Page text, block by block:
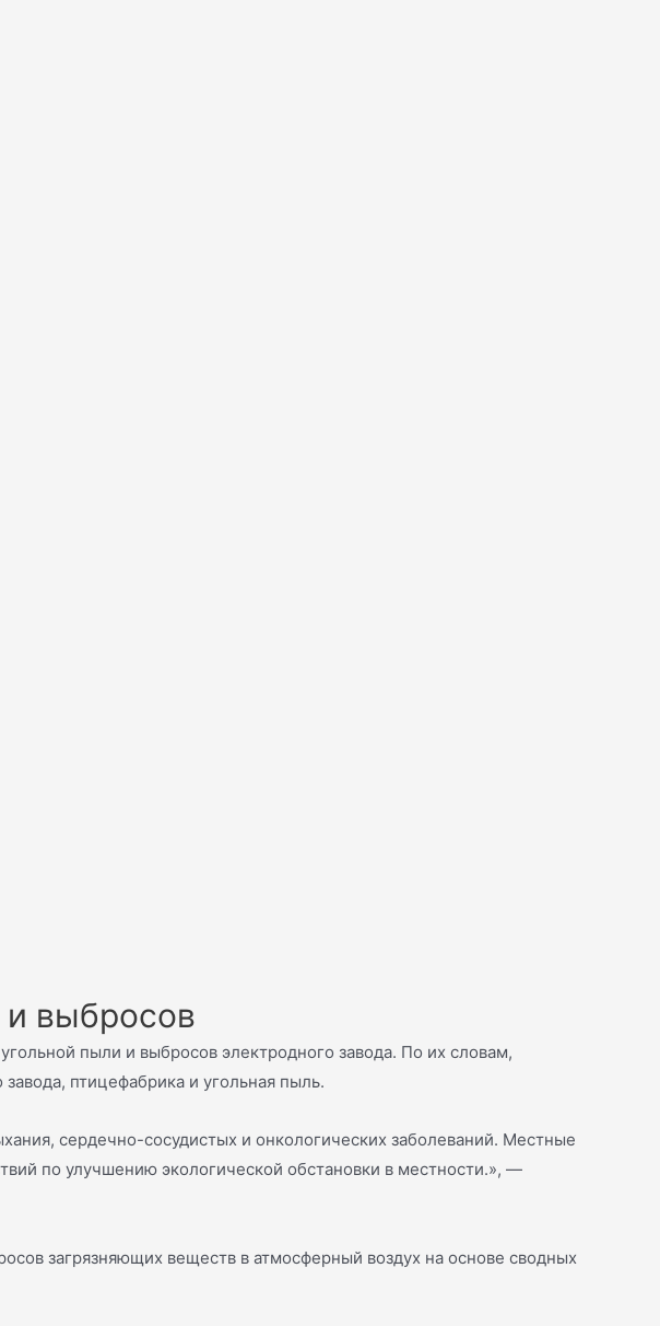
выбросов
пыли и выбросов электродного завода. По их словам,
птицефабрика и угольная пыль.
сердечно-сосудистых и онкологических заболеваний. Местные
по улучшению экологической обстановки в местности.», —
загрязняющих веществ в атмосферный воздух на основе сводных